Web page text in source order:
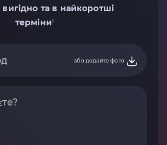
вигідно та в найкоротші
терміни!
або додайте фото